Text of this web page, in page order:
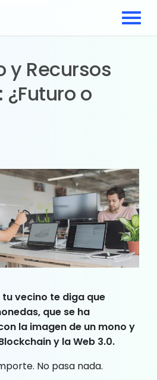
y Recursos
o
vecino te diga que
que se ha
la imagen de un mono y
y la Web 3.0.
No pasa nada.